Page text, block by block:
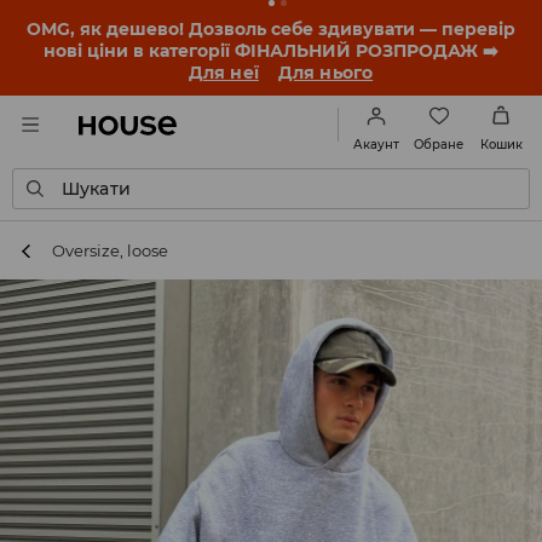
OMG, як дешево! Дозволь себе здивувати — перевір
нові ціни в категорії ФІНАЛЬНИЙ РОЗПРОДАЖ ➡️
Для неї
Для нього
Акаунт Обране Кошик
Шукати
Oversize, loose